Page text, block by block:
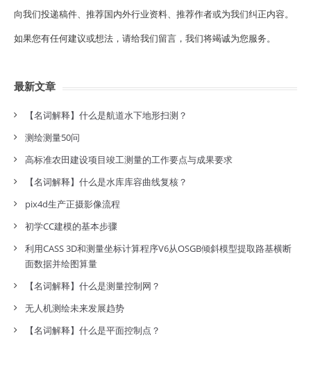
向我们投递稿件、推荐国内外行业资料、推荐作者或为我们纠正内容。
如果您有任何建议或想法，请给我们留言，我们将竭诚为您服务。
最新文章
【名词解释】什么是航道水下地形扫测？
测绘测量50问
高标准农田建设项目竣工测量的工作要点与成果要求
【名词解释】什么是水库库容曲线复核？
pix4d生产正摄影像流程
初学CC建模的基本步骤
利用CASS 3D和测量坐标计算程序V6从OSGB倾斜模型提取路基横断
面数据并绘图算量
【名词解释】什么是测量控制网？
无人机测绘未来发展趋势
【名词解释】什么是平面控制点？